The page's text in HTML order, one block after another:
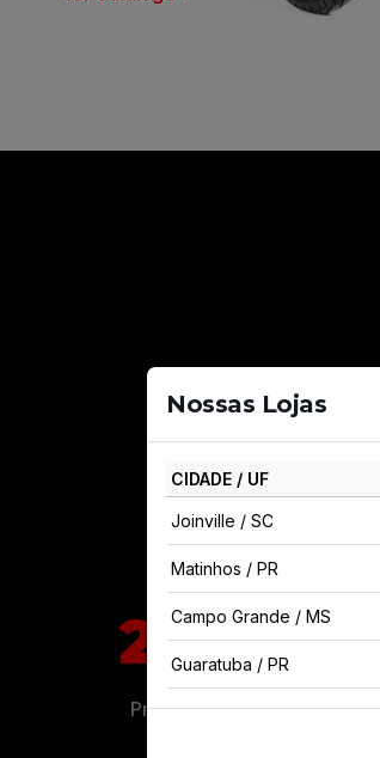
Nossas Lojas
CIDADE / UF
Joinville / SC
Matinhos / PR
Campo Grande / MS
Guaratuba / PR
2200+
Produtos Vendidos